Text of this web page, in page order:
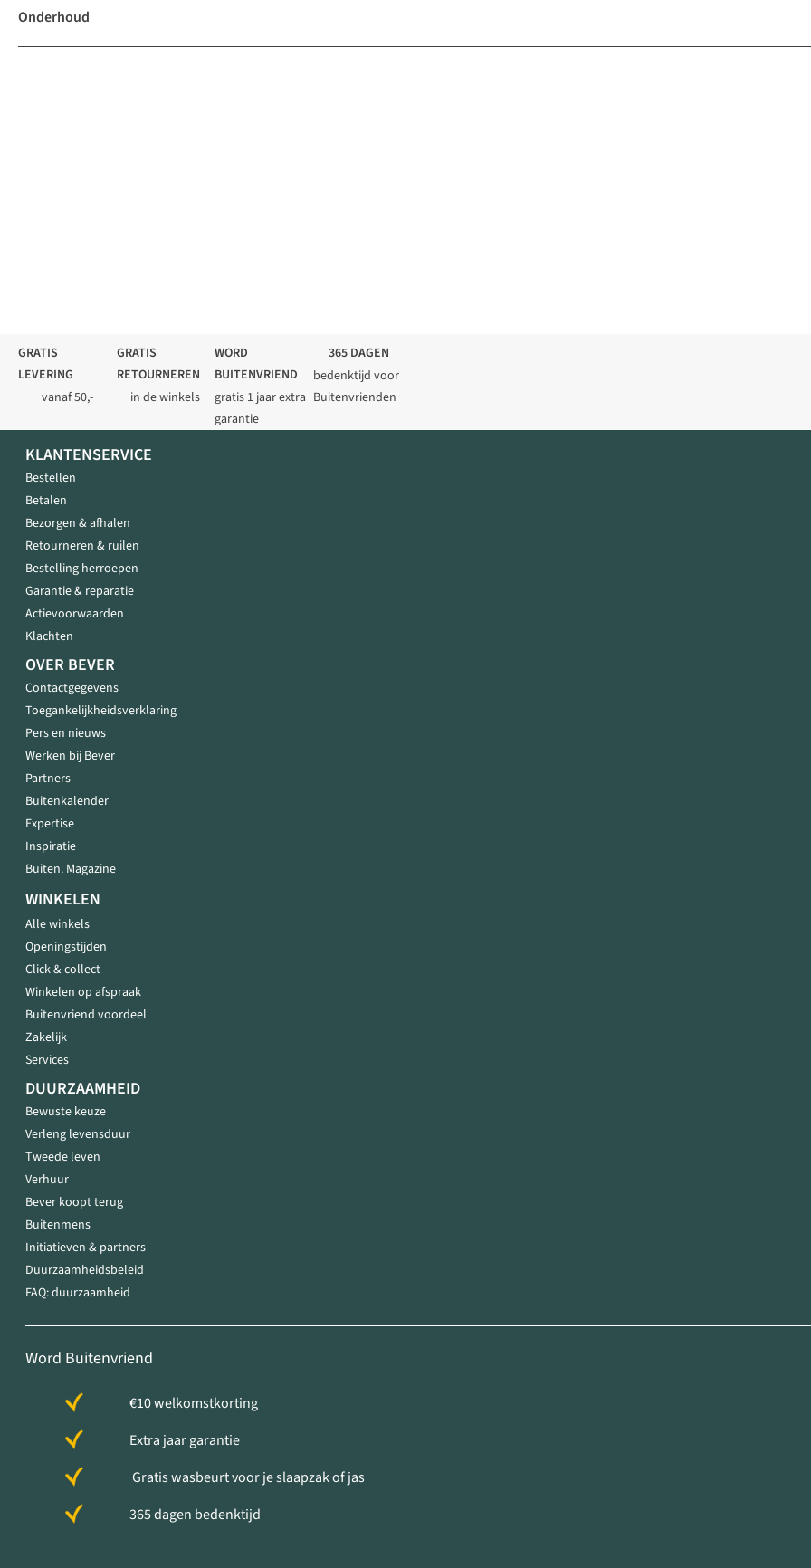
Onderhoud
GRATIS
LEVERING
vanaf 50,-
GRATIS
RETOURNEREN
in de winkels
WORD
BUITENVRIEND
gratis 1 jaar extra
garantie
365 DAGEN
bedenktijd voor
Buitenvrienden
KLANTENSERVICE
Bestellen
Betalen
Bezorgen & afhalen
Retourneren & ruilen
Bestelling herroepen
Garantie & reparatie
Actievoorwaarden
Klachten
OVER BEVER
Contactgegevens
Toegankelijkheidsverklaring
Pers en nieuws
Werken bij Bever
Partners
Buitenkalender
Expertise
Inspiratie
Buiten. Magazine
WINKELEN
Alle winkels
Openingstijden
Click & collect
Winkelen op afspraak
Buitenvriend voordeel
Zakelijk
Services
DUURZAAMHEID
Bewuste keuze
Verleng levensduur
Tweede leven
Verhuur
Bever koopt terug
Buitenmens
Initiatieven & partners
Duurzaamheidsbeleid
FAQ: duurzaamheid
Word Buitenvriend
€10 welkomstkorting
Extra jaar garantie
Gratis wasbeurt voor je slaapzak of jas
365 dagen bedenktijd